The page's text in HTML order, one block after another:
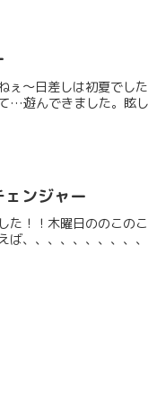
〜日差しは初夏でし
…遊んできました。眩
ンジャー
た！！木曜日ののこの
ば、、、、、、、、、